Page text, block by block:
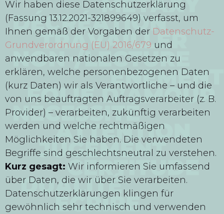
Wir haben diese Datenschutzerklärung
(Fassung 13.12.2021-321899649) verfasst, um
Ihnen gemäß der Vorgaben der Datenschutz-
Grundverordnung (EU) 2016/679 und
anwendbaren nationalen Gesetzen zu
erklären, welche personenbezogenen Daten
(kurz Daten) wir als Verantwortliche – und die
von uns beauftragten Auftragsverarbeiter (z. B.
Provider) – verarbeiten, zukünftig verarbeiten
werden und welche rechtmäßigen
Möglichkeiten Sie haben. Die verwendeten
Begriffe sind geschlechtsneutral zu verstehen.
Kurz gesagt: Wir informieren Sie umfassend
über Daten, die wir über Sie verarbeiten.
Datenschutzerklärungen klingen für
gewöhnlich sehr technisch und verwenden